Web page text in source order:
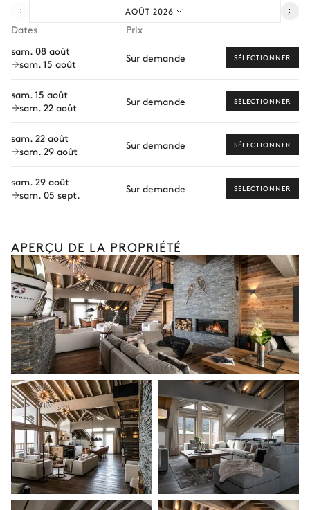
Ouverte
Cafetière à dosette
Nespresso
Cafetière à filtre
Blender / Mixeur
Bouilloire
Grille pain
Hotte
Four
Congélateur
Chambre 1
Lit double inséparable
200x200
Smart TV
Salle de bain 1
Attenante
Douche à l'italienne
Vasque double
WC
Chambre 2
Aperçu sur le village
Lit double inséparable Balcon
Courses livrées avant l'arrivée
Chef à domicile
Bien-être à domicile
Babysitter
Moniteur de ski particulier
Chiens de traîneau
Les services et expériences proposés peuvent varier selon la
saison, la destination ou la disponibilité. Notre conciergerie
vous guidera vers les offres disponibles pour votre séjour.
AOÛT 2026
Dates
Prix
sam. 08 août
sam. 15 août
Sur demande SÉLECTIONNER
sam. 15 août
sam. 22 août
Sur demande SÉLECTIONNER
sam. 22 août
sam. 29 août
Sur demande SÉLECTIONNER
sam. 29 août
sam. 05 sept.
Sur demande SÉLECTIONNER
APERÇU DE LA PROPRIÉTÉ